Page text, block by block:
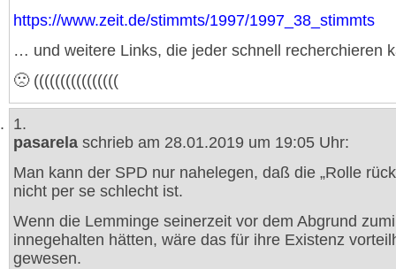
https://www.zeit.de/stimmts/1997/1997_38_stimmts
… und weitere Links, die jeder schnell recherchieren
🙁 ((((((((((((((((
1.
pasarela schrieb am 28.01.2019 um 19:05 Uhr:
Man kann der SPD nur nahelegen, daß die „Rolle
nicht per se schlecht ist.
Wenn die Lemminge seinerzeit vor dem Abgrund
innegehalten hätten, wäre das für ihre Existenz
gewesen.